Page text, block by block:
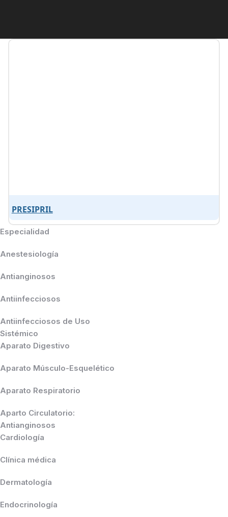
PRESIPRIL
Especialidad
Anestesiología
Antianginosos
Antiinfecciosos
Antiinfecciosos de Uso
Sistémico
Aparato Digestivo
Aparato Músculo-Esquelético
Aparato Respiratorio
Aparto Circulatorio:
Antianginosos
Cardiología
Clínica médica
Dermatología
Endocrinología